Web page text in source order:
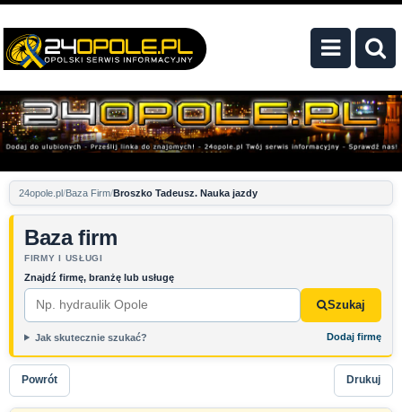
24opole.pl Baza Firm Broszko Tadeusz. Nauka jazdy
Baza firm
FIRMY I USŁUGI
Znajdź firmę, branżę lub usługę
Szukaj
Jak skutecznie szukać? Dodaj firmę
Powrót Drukuj